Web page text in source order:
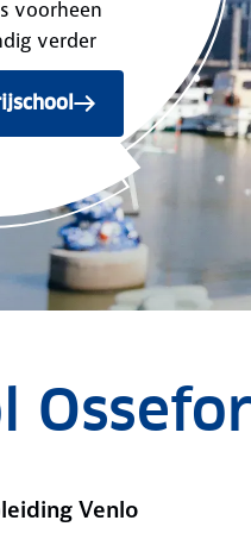
voorheen
verder
Venlo